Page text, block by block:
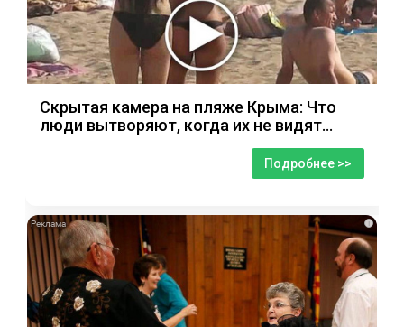
Скрытая камера на пляже Крыма: Что
люди вытворяют, когда их не видят...
Подробнее >>
i